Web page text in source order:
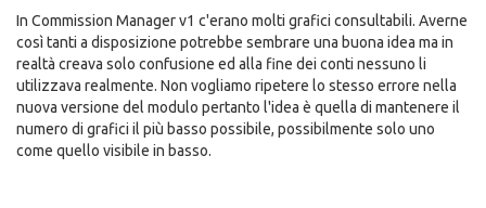
In Commission Manager v1 c'erano molti grafici consultabili. Averne
così tanti a disposizione potrebbe sembrare una buona idea ma in
realtà creava solo confusione ed alla fine dei conti nessuno li
utilizzava realmente. Non vogliamo ripetere lo stesso errore nella
nuova versione del modulo pertanto l'idea è quella di mantenere il
numero di grafici il più basso possibile, possibilmente solo uno
come quello visibile in basso.